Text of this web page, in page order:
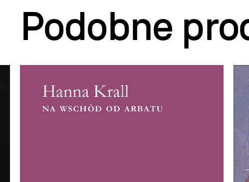
Podobne